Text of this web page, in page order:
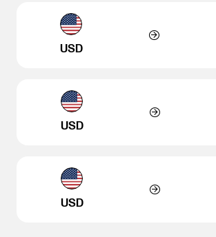
USD
USD
USD